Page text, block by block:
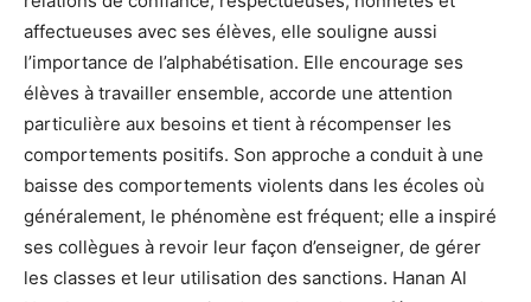
affectueuses avec ses élèves, elle souligne aussi
l’importance de l’alphabétisation. Elle encourage ses
élèves à travailler ensemble, accorde une attention
particulière aux besoins et tient à récompenser les
comportements positifs. Son approche a conduit à une
baisse des comportements violents dans les écoles où
généralement, le phénomène est fréquent; elle a inspiré
ses collègues à revoir leur façon d’enseigner, de gérer
les classes et leur utilisation des sanctions. Hanan Al